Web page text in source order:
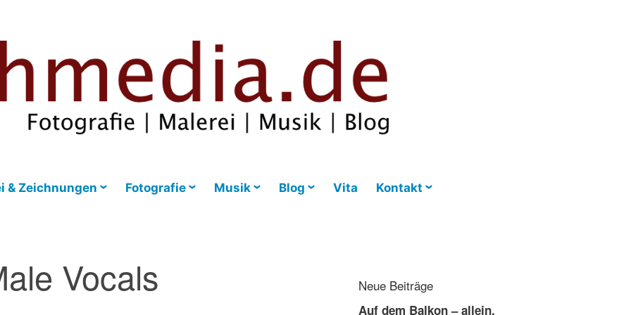
& Zeichnungen Fotografie Musik Blog Vita Kontakt
Vocals
Neue Beiträge
Auf dem Balkon – allein,